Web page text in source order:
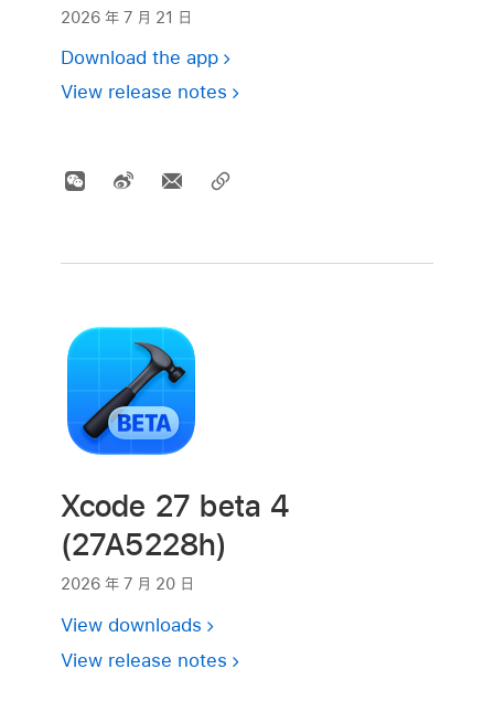
2026 年 7 月 21 日
Download the app
View release notes
Xcode 27 beta 4
(27A5228h)
2026 年 7 月 20 日
View downloads
View release notes